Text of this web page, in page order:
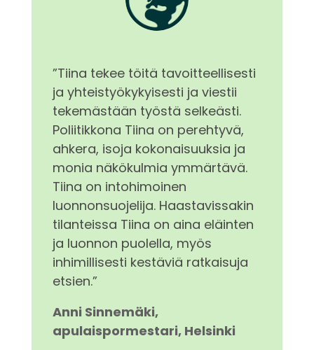
”Tiina tekee töitä tavoitteellisesti
ja yhteistyökykyisesti ja viestii
tekemästään työstä selkeästi.
Poliitikkona Tiina on perehtyvä,
ahkera, isoja kokonaisuuksia ja
monia näkökulmia ymmärtävä.
Tiina on intohimoinen
luonnonsuojelija. Haastavissakin
tilanteissa Tiina on aina eläinten
ja luonnon puolella, myös
inhimillisesti kestäviä ratkaisuja
etsien.”
Anni Sinnemäki,
apulaispormestari, Helsinki